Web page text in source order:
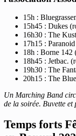
15h :
15h45 : Dukes
16h30 : The
17h15 :
18h : Borne 142
18h45 : Jetbac.
19h30 : The
20h15 : The
Un Marching Band
de la soirée. Buvette
Temps forts